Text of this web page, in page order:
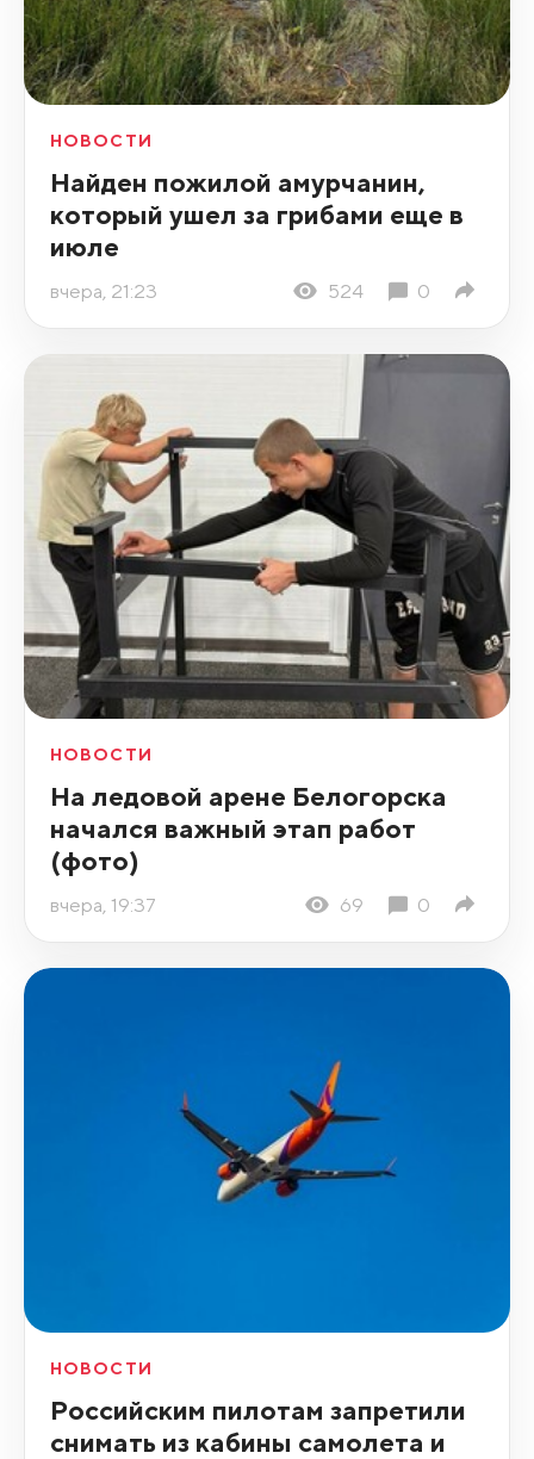
НОВОСТИ
Найден пожилой амурчанин,
который ушел за грибами еще в
июле
вчера, 21:23 524 0
НОВОСТИ
На ледовой арене Белогорска
начался важный этап работ
(фото)
вчера, 19:37 69 0
НОВОСТИ
Российским пилотам запретили
снимать из кабины самолета и